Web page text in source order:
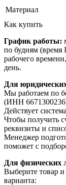
Материал
Как купить
График работы:
по будням (время
рабочего
день.
Для
Мы работаем по
(ИНН
Действует
Чтобы получить
реквизиты и
Менеджер
поможет с
Для физических
Выберите товар и
варианта: